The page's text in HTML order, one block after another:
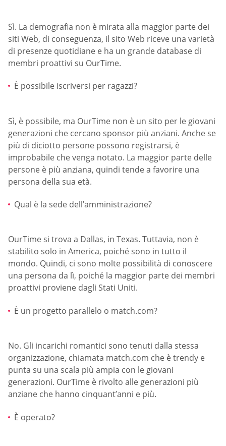
Sì. La demografia non è mirata alla maggior parte dei
siti Web, di conseguenza, il sito Web riceve una varietà
di presenze quotidiane e ha un grande database di
membri proattivi su OurTime.
È possibile iscriversi per ragazzi?
Sì, è possibile, ma OurTime non è un sito per le giovani
generazioni che cercano sponsor più anziani. Anche se
più di diciotto persone possono registrarsi, è
improbabile che venga notato. La maggior parte delle
persone è più anziana, quindi tende a favorire una
persona della sua età.
Qual è la sede dell’amministrazione?
OurTime si trova a Dallas, in Texas. Tuttavia, non è
stabilito solo in America, poiché sono in tutto il
mondo. Quindi, ci sono molte possibilità di conoscere
una persona da lì, poiché la maggior parte dei membri
proattivi proviene dagli Stati Uniti.
È un progetto parallelo o match.com?
No. Gli incarichi romantici sono tenuti dalla stessa
organizzazione, chiamata match.com che è trendy e
punta su una scala più ampia con le giovani
generazioni. OurTime è rivolto alle generazioni più
anziane che hanno cinquant’anni e più.
È operato?